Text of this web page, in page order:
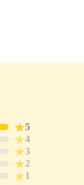
5
4
3
2
1